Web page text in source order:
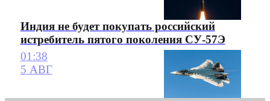
Индия не будет покупать российский
истребитель пятого поколения СУ-57Э
01:38
5 АВГ